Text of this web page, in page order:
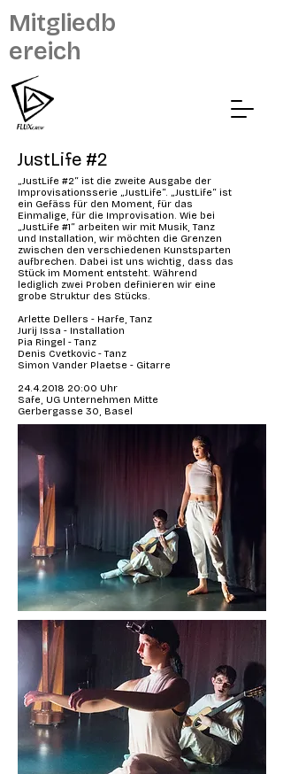
Mitgliedb
ereich
JustLife #2
„JustLife #2“ ist die zweite Ausgabe der
Improvisationsserie „JustLife“. „JustLife“ ist
ein Gefäss für den Moment, für das
Einmalige, für die Improvisation. Wie bei
„JustLife #1“ arbeiten wir mit Musik, Tanz
und Installation, wir möchten die Grenzen
zwischen den verschiedenen Kunstsparten
aufbrechen. Dabei ist uns wichtig, dass das
Stück im Moment entsteht. Während
lediglich zwei Proben definieren wir eine
grobe Struktur des Stücks.
Arlette Dellers - Harfe, Tanz
Jurij Issa - Installation
Pia Ringel - Tanz
Denis Cvetkovic - Tanz
Simon Vander Plaetse - Gitarre
24.4.2018 20:00 Uhr
Safe, UG Unternehmen Mitte
Gerbergasse 30, Basel